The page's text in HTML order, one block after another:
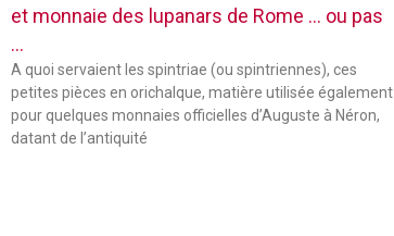
et monnaie des lupanars de Rome … ou pas
…
A quoi servaient les spintriae (ou spintriennes), ces
petites pièces en orichalque, matière utilisée également
pour quelques monnaies officielles d’Auguste à Néron,
datant de l’antiquité